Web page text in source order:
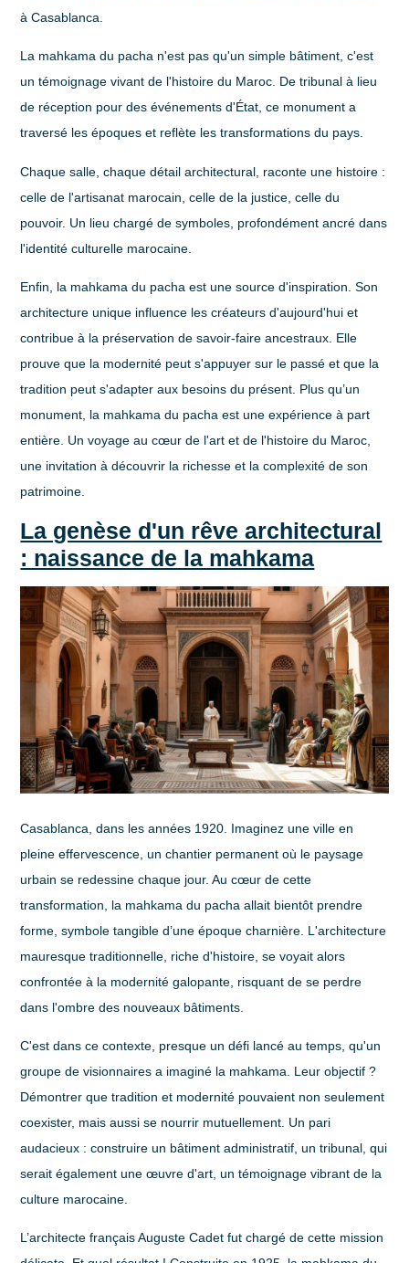
à Casablanca.
La mahkama du pacha n'est pas qu'un simple bâtiment, c'est
un témoignage vivant de l'histoire du Maroc. De tribunal à lieu
de réception pour des événements d'État, ce monument a
traversé les époques et reflète les transformations du pays.
Chaque salle, chaque détail architectural, raconte une histoire :
celle de l'artisanat marocain, celle de la justice, celle du
pouvoir. Un lieu chargé de symboles, profondément ancré dans
l'identité culturelle marocaine.
Enfin, la mahkama du pacha est une source d'inspiration. Son
architecture unique influence les créateurs d'aujourd'hui et
contribue à la préservation de savoir-faire ancestraux. Elle
prouve que la modernité peut s'appuyer sur le passé et que la
tradition peut s'adapter aux besoins du présent. Plus qu’un
monument, la mahkama du pacha est uneexpérience à part
entière. Un voyage au cœur de l'art et de l'histoire du Maroc,
une invitation à découvrir la richesse et lacomplexité de son
patrimoine.
La genèse d'un rêve architectural
: naissance de la mahkama
Casablanca, dans les années 1920. Imaginez une ville en
pleine effervescence, un chantier permanent où le paysage
urbain se redessine chaque jour. Au cœur de cette
transformation, la mahkama du pacha allait bientôt prendre
forme, symbole tangible d’une époque charnière. L'architecture
mauresque traditionnelle, riche d'histoire, se voyait alors
confrontée à la modernité galopante, risquant de se perdre
dans l'ombre des nouveaux bâtiments.
C'est dans ce contexte, presque un défi lancé au temps, qu'un
groupe de visionnaires a imaginé la mahkama. Leur objectif ?
Démontrer que tradition et modernité pouvaient non seulement
coexister, mais aussi se nourrir mutuellement. Un pari
audacieux : construire un bâtiment administratif, un tribunal, qui
serait également une œuvre d'art, un témoignage vibrant de la
culture marocaine.
L’architecte français Auguste Cadet fut chargé de cette mission